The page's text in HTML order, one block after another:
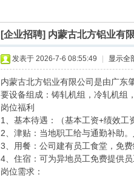
[企业招聘] 内蒙古北方铝业有
发表于 2026-7-6 08:55:49 显示全
内蒙古北方铝业有限公司是由广东
要设备组成：铸轧机组，冷轧机组
岗位福利
1、基本待遇：（基本工资+绩效工
2、津贴：当地职工给与通勤补助
3、用餐：公司建有员工食堂，免
4、住宿：可为异地员工免费提供员
岗位需求：